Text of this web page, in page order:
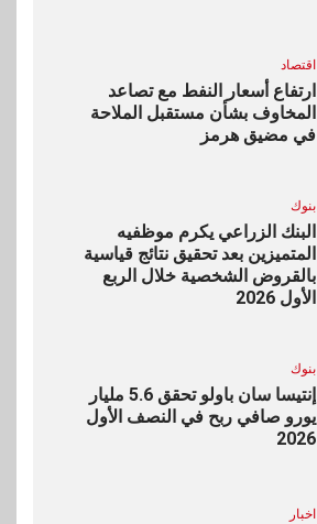
اقتصاد
ارتفاع أسعار النفط مع تصاعد
المخاوف بشأن مستقبل الملاحة
في مضيق هرمز
بنوك
البنك الزراعي يكرم موظفيه
المتميزين بعد تحقيق نتائج قياسية
بالقروض الشخصية خلال الربع
الأول 2026
بنوك
إنتيسا سان باولو تحقق 5.6 مليار
يورو صافي ربح في النصف الأول
2026
اخبار